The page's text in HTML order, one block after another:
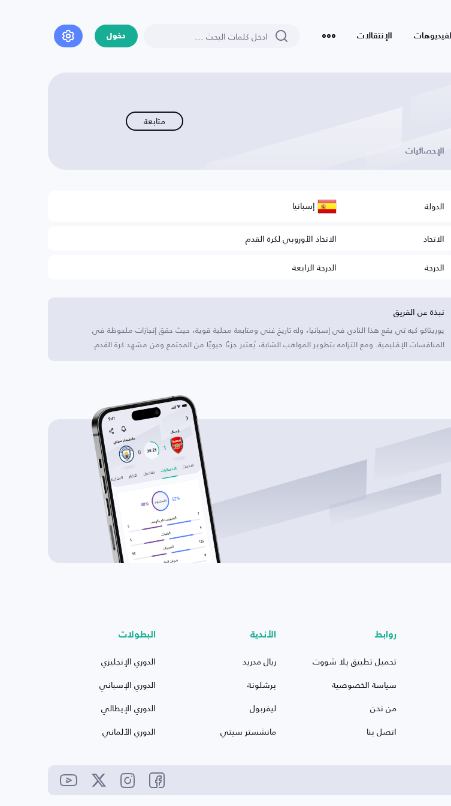
الفيديوهات الإنتقالات دخول
متابعة
الإحصائيات
الدولة إسبانيا
الاتحاد
الاتحاد الأوروبي لكرة القدم
الدرجة
الدرجة الرابعة
نبذة عن الفريق
يوريتاكو كيه تي يقع هذا النادي في إسبانيا، وله تاريخ غني ومتابعة محلية قوية، حيث حقق إنجازات ملحوظة في
المنافسات الإقليمية. ومع التزامه بتطوير المواهب الشابة، يُعتبر جزءًا حيويًا من المجتمع ومن مشهد كرة القدم.
روابط
تحميل تطبيق يلا شووت
سياسة الخصوصية
من نحن
اتصل بنا
الأندية
ريال مدريد
برشلونة
ليفربول
مانشستر سيتي
البطولات
الدوري الإنجليزي
الدوري الإسباني
الدوري الإيطالي
الدوري الألماني